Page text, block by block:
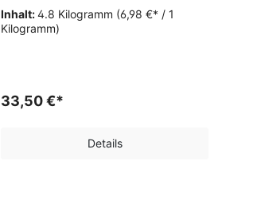
Inhalt:4.8 Kilogramm (6,98 €* / 1
Kilogramm)
33,50 €*
Details